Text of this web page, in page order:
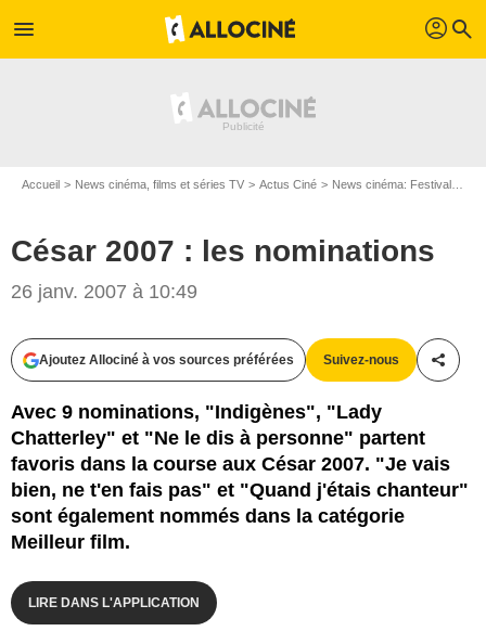
menu profil search
Accueil News cinéma, films et séries TV Actus Ciné News cinéma: Festivals
César 2007 : les nominations
26 janv. 2007 à 10:49
Ajoutez Allociné à vos sources préférées Suivez-nous
Avec 9 nominations, "Indigènes", "Lady
Chatterley" et "Ne le dis à personne" partent
favoris dans la course aux César 2007. "Je vais
bien, ne t'en fais pas" et "Quand j'étais chanteur"
sont également nommés dans la catégorie
Meilleur film.
LIRE DANS L'APPLICATION